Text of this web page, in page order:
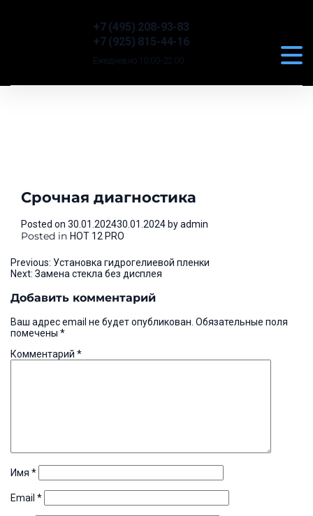
+7 (495) 208-93-83
+7 (925) 815-44-16
Ежедневно 10:00-22:00
Срочная диагностика
Posted on 30.01.202430.01.2024 byadmin
Posted in HOT 12 PRO
Навигация
по
записям
Previous: Установка гидрогелиевой пленки
Next: Замена стекла без дисплея
Добавить комментарий
Ваш адрес email не будет опубликован. Обязательные поля
помечены *
Комментарий *
Имя *
Email *